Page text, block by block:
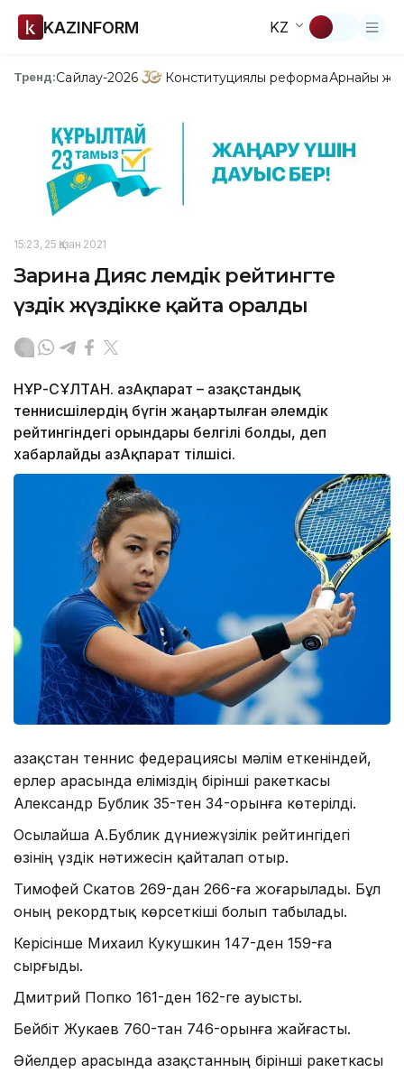
KAZINFORM KZ
Тренд:Сайлау-2026 Конституциялық реформаАрнайы
15:23, 25 Қазан 2021
Зарина Дияс әлемдік рейтингте
үздік жүздікке қайта оралды
НҰР-СҰЛТАН. ҚазАқпарат – Қазақстандық
теннисшілердің бүгін жаңартылған әлемдік
рейтингіндегі орындары белгілі болды, деп
хабарлайды ҚазАқпарат тілшісі.
Қазақстан теннис федерациясы мәлім еткеніндей,
ерлер арасында еліміздің бірінші ракеткасы
Александр Бублик 35-тен 34-орынға көтерілді.
Осылайша А.Бублик дүниежүзілік рейтингідегі
өзінің үздік нәтижесін қайталап отыр.
Тимофей Скатов 269-дан 266-ға жоғарылады. Бұл
оның рекордтық көрсеткіші болып табылады.
Керісінше Михаил Кукушкин 147-ден 159-ға
сырғыды.
Дмитрий Попко 161-ден 162-ге ауысты.
Бейбіт Жукаев 760-тан 746-орынға жайғасты.
Әйелдер арасында Қазақстанның бірінші ракеткасы